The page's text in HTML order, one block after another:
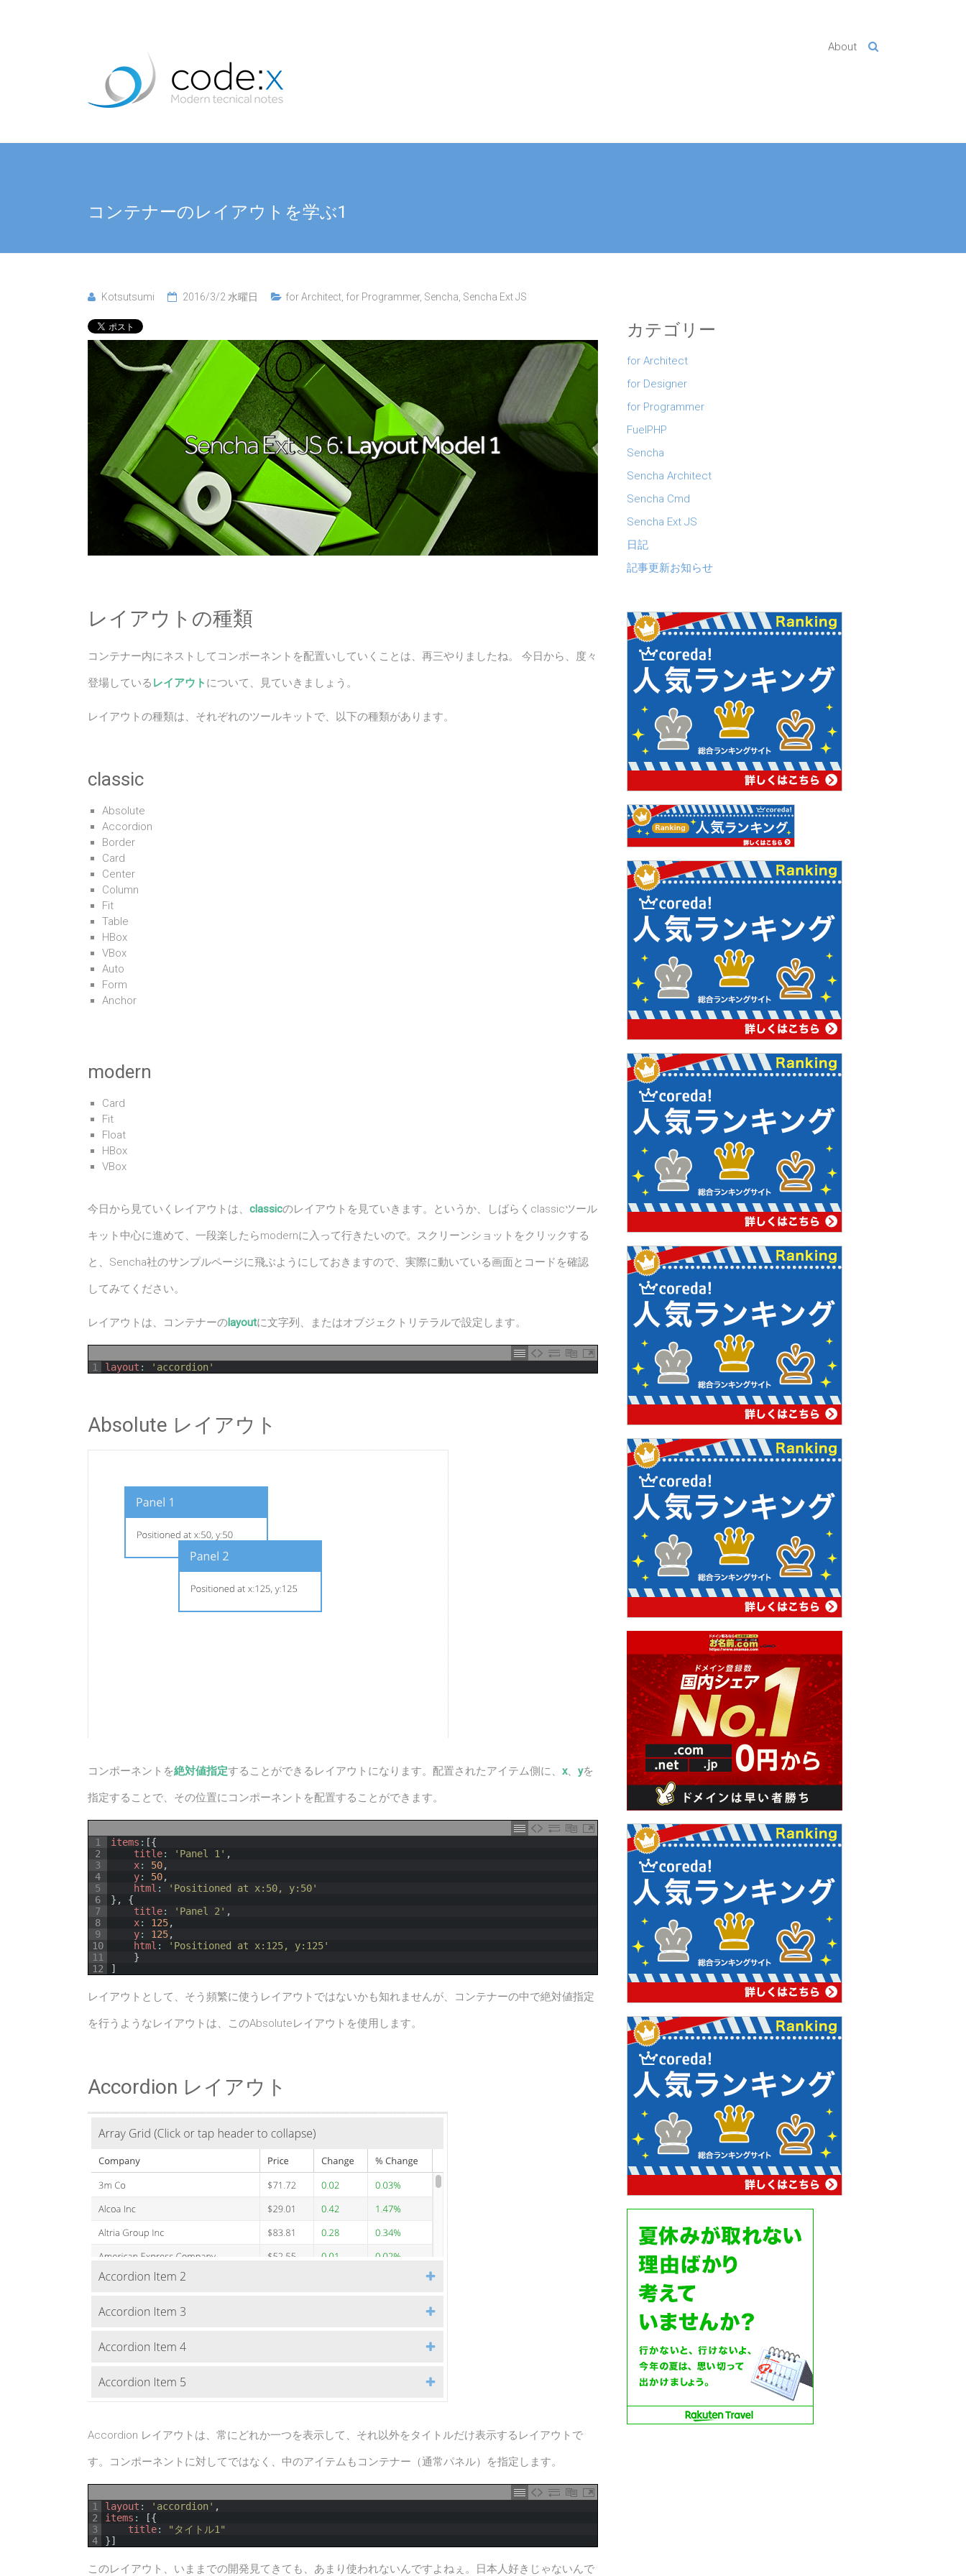
About
コンテナーのレイアウトを学ぶ1
Kotsutsumi 2016/3/2 水曜日 for Architect for Programmer, Sencha Sencha Ext JS
レイアウトの種類
コンテナー内にネストしてコンポーネントを配置いしていくことは、再三やりましたね。 今日から、度々
登場している レイアウト について、見ていきましょう。
レイアウトの種類は、それぞれのツールキットで、以下の種類があります。
classic
Absolute
Accordion
Border
Card
Center
Column
Fit
Table
HBox
VBox
Auto
Form
Anchor
modern
Card
Fit
Float
HBox
VBox
今日から見ていくレイアウトは、 classicのレイアウトを見ていきます。というか、しばらくclassicツール
キット中心に進めて、一段楽したらmodernに入って行きたいので。スクリーンショットをクリックする
と、Sencha社のサンプルページに飛ぶようにしておきますので、実際に動いている画面とコードを確認
してみてください。
レイアウトは、コンテナーのlayoutに文字列、またはオブジェクトリテラルで設定します。
1 layout : 'accordion'
Absolute レイアウト
コンポーネントを絶対値指定することができるレイアウトになります。配置されたアイテム側に、 x、 yを
指定することで、その位置にコンポーネントを配置することができます。
1
2
3
4
5
6
7
8
9
10
11
12
items : [{
title: 'Panel 1' ,
x: 50,
y: 50,
html :
'Positioned at x:50, y:50'
} ,
{
title: 'Panel 2' ,
x: 125,
y: 125,
html :
'Positioned at x:125, y:125'
}
]
レイアウトとして、そう頻繁に使うレイアウトではないかも知れませんが、コンテナーの中で絶対値指定
を行うようなレイアウトは、このAbsoluteレイアウトを使用します。
Accordion レイアウト
Accordion レイアウトは、常にどれか一つを表示して、それ以外をタイトルだけ表示するレイアウトで
す。コンポーネントに対してではなく、中のアイテムもコンテナー（通常パネル）を指定します。
1
2
3
4
layout : 'accordion' ,
items : [{
title:
"タイトル1"
}]
このレイアウト、いままでの開発見てきても、あまり使われないんですよねぇ。日本人好きじゃないんで
カテゴリー
for Architect
for Designer
for Programmer
FuelPHP
Sencha
Sencha Architect
Sencha Cmd
Sencha Ext JS
日記
記事更新お知らせ